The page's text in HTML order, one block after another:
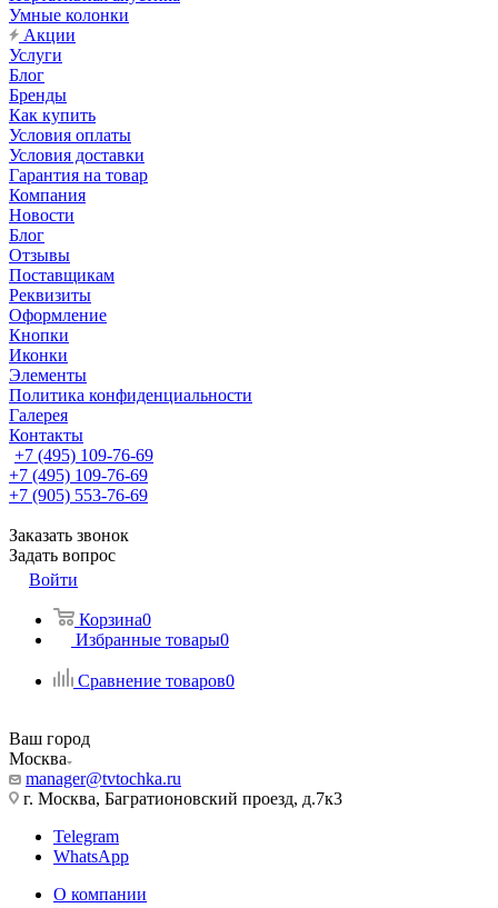
Умные колонки
Акции
Услуги
Блог
Бренды
Как купить
Условия оплаты
Условия доставки
Гарантия на товар
Компания
Новости
Блог
Отзывы
Поставщикам
Реквизиты
Оформление
Кнопки
Иконки
Элементы
Политика конфиденциальности
Галерея
Контакты
+7 (495) 109-76-69
+7 (495) 109-76-69
+7 (905) 553-76-69
Заказать звонок
Задать вопрос
Войти
Корзина0
Избранные товары0
Сравнение товаров0
Ваш город
Москва
manager@tvtochka.ru
г. Москва, Багратионовский проезд, д.7к3
Telegram
WhatsApp
О компании